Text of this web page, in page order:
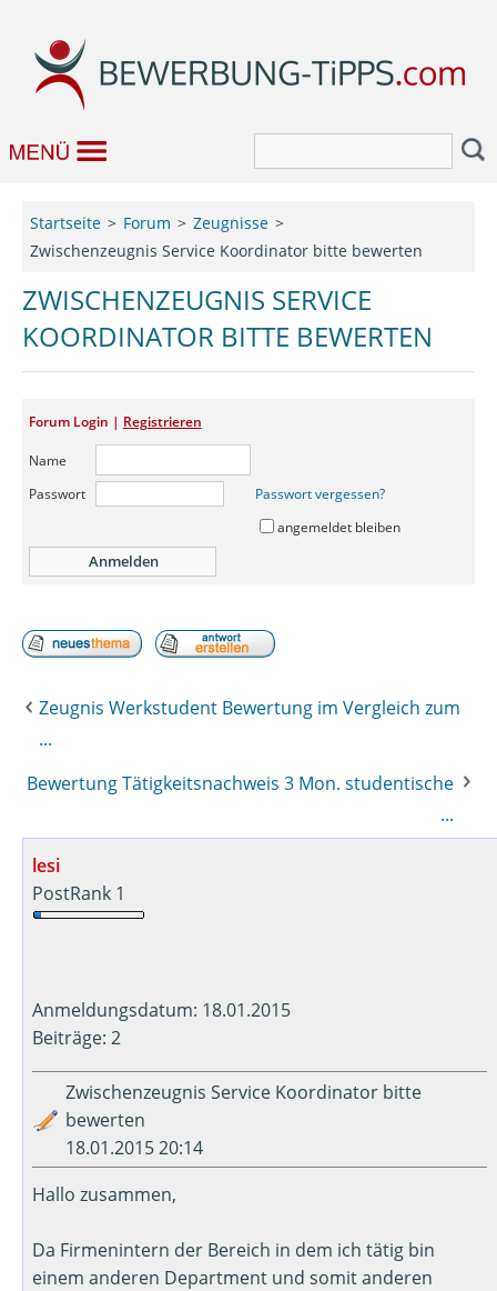
Job & Karriere
Bewerbungseditor
Startseite Forum
Zeugnisse
Zwischenzeugnis Service Koordinator bitte bewerten
ZWISCHENZEUGNIS SERVICE
KOORDINATOR BITTE BEWERTEN
Forum Login | Registrieren
Name
Passwort
Passwort vergessen?
angemeldet bleiben
Zeugnis Werkstudent Bewertung im Vergleich zum
...
Bewertung Tätigkeitsnachweis 3 Mon. studentische
...
lesi
PostRank 1
Anmeldungsdatum: 18.01.2015
Beiträge: 2
Zwischenzeugnis Service Koordinator bitte
bewerten
18.01.2015 20:14
Hallo zusammen,
Da Firmenintern der Bereich in dem ich tätig bin
einem anderen Department und somit anderen